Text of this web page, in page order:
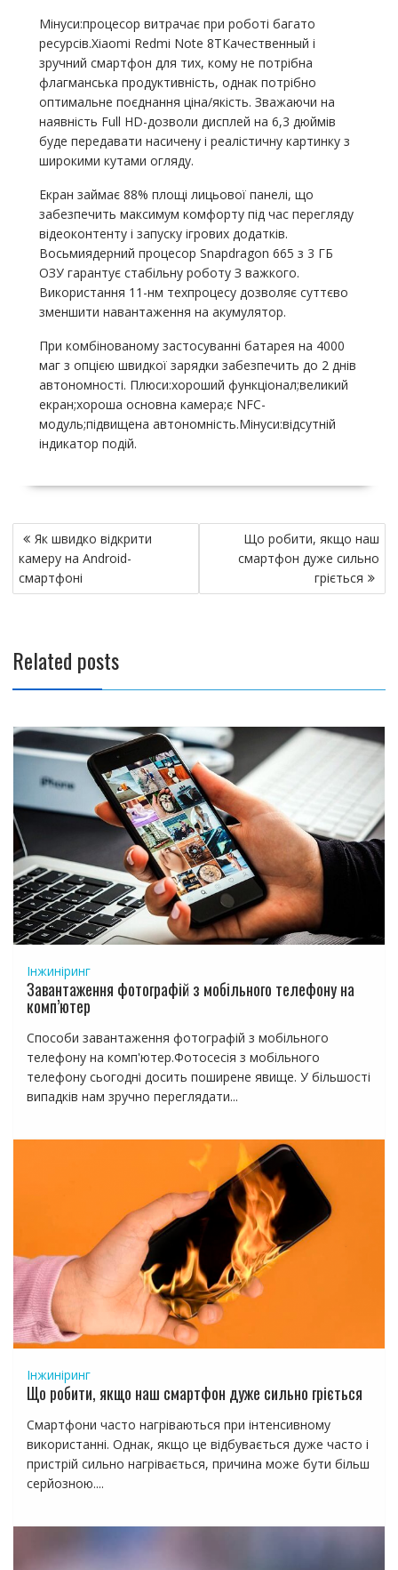
Мінуси:процесор витрачає при роботі багато
ресурсів.Xiaomi Redmi Note 8ТКачественный і
зручний смартфон для тих, кому не потрібна
флагманська продуктивність, однак потрібно
оптимальне поєднання ціна/якість. Зважаючи на
наявність Full HD-дозволи дисплей на 6,3 дюймів
буде передавати насичену і реалістичну картинку з
широкими кутами огляду.
Екран займає 88% площі лицьової панелі, що
забезпечить максимум комфорту під час перегляду
відеоконтенту і запуску ігрових додатків.
Восьмиядерний процесор Snapdragon 665 з 3 ГБ
ОЗУ гарантує стабільну роботу З важкого.
Використання 11-нм техпроцесу дозволяє суттєво
зменшити навантаження на акумулятор.
При комбінованому застосуванні батарея на 4000
маг з опцією швидкої зарядки забезпечить до 2 днів
автономності. Плюси:хороший функціонал;великий
екран;хороша основна камера;є NFC-
модуль;підвищена автономність.Мінуси:відсутній
індикатор подій.
Н
а
в
и
а
ц
и
я
п
а
п
и
с
я
м
Як швидко відкрити
камеру на Android-
смартфоні
Що робити, якщо наш
смартфон дуже сильно
гріється
Related posts
Інжиніринг
Завантаження фотографій з мобільного телефону на
комп’ютер
Способи завантаження фотографій з мобільного
телефону на комп'ютер.Фотосесія з мобільного
телефону сьогодні досить поширене явище. У більшості
випадків нам зручно переглядати...
Інжиніринг
Що робити, якщо наш смартфон дуже сильно гріється
Смартфони часто нагріваються при інтенсивному
використанні. Однак, якщо це відбувається дуже часто і
пристрій сильно нагрівається, причина може бути більш
серйозною....